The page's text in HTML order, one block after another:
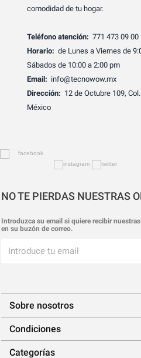
comodidad de tu hogar.
Teléfono atención: 771 473 09 00
Horario: de Lunes a Viernes de
Sábados de 10:00 a 2:00 pm
Email: info@tecnowow.mx
Dirección: 12 de Octubre 109,
México
NO TE PIERDAS NUESTRAS
Introduzca su email si quiere recibir
en su buzón de correo.
Sobre nosotros
Condiciones
Categorías